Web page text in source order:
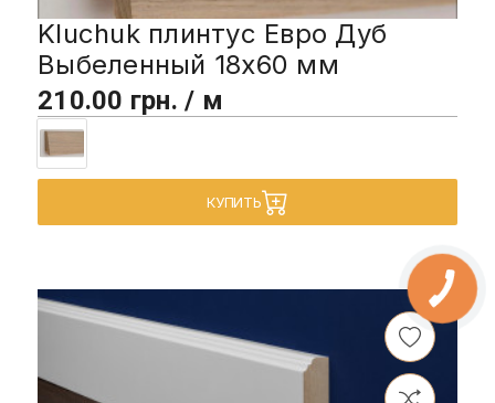
Kluchuk плинтус Евро Дуб
Выбеленный 18х60 мм
210.00 грн. / м
КУПИТЬ